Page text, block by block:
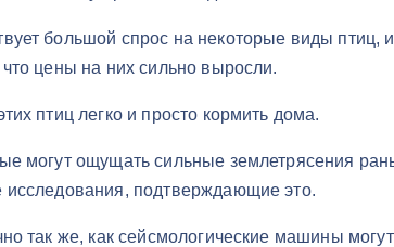
большой спрос на некоторые виды птиц,
что цены на них сильно выросли.
птиц легко и просто кормить дома.
могут ощущать сильные землетрясения
исследования, подтверждающие это.
так же, как сейсмологические машины